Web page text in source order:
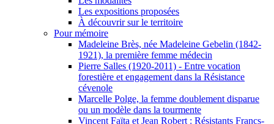
Les expositions proposées
À découvrir sur le territoire
Pour mémoire
Madeleine Brès, née Madeleine Gebelin (1842-
1921), la première femme médecin
Pierre Salles (1920-2011) - Entre vocation
forestière et engagement dans la Résistance
cévenole
Marcelle Polge, la femme doublement disparue
ou un modèle dans la tourmente
Vincent Faïta et Jean Robert : Résistants Francs-